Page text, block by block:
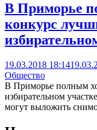
В Приморье
конкурс
19.03.2018 18:14
Общество
В Приморье полным
избирательном
могут выложить